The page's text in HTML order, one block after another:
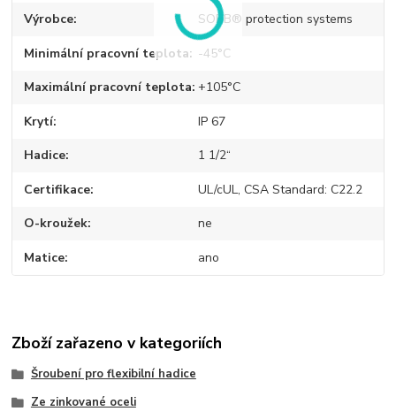
Výrobce SOBB® protection systems
Minimální pracovní teplota -45°C
Maximální pracovní teplota +105°C
Krytí IP 67
Hadice 1 1/2“
Certifikace UL/cUL, CSA Standard: C22.2
O-kroužek ne
Matice ano
Zboží zařazeno v kategoriích
Šroubení pro flexibilní hadice
Ze zinkované oceli